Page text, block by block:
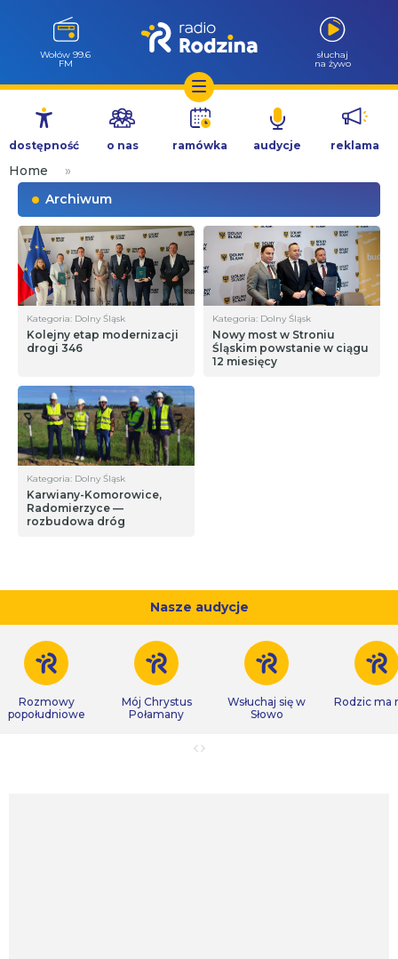
Przejdź
treści
Wołów 99.6
FM
słuchaj
na żywo
dostępność o nas ramówka audycje reklama
Home
»
Archiwum
Kategoria: Dolny Śląsk
Kolejny etap modernizacji
drogi 346
Kategoria: Dolny Śląsk
Nowy most w Stroniu
Śląskim powstanie w ciągu
12 miesięcy
Kategoria: Dolny Śląsk
Karwiany-Komorowice,
Radomierzyce —
rozbudowa dróg
Nasze audycje
Rozmowy
popołudniowe
Mój Chrystus
Połamany
Wsłuchaj się w
Słowo
Rodzic ma